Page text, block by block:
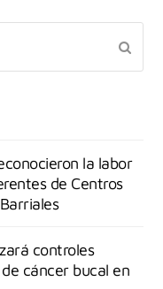
la labor
de Centros
controles
cáncer bucal en